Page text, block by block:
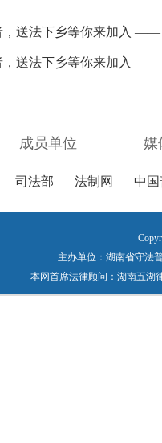
，送法下乡等你来加入 ——
，送法下乡等你来加入 ——
成员单位 媒
司法部 法制网 中
主办单位：湖南省守法
本网首席法律顾问：湖南五湖